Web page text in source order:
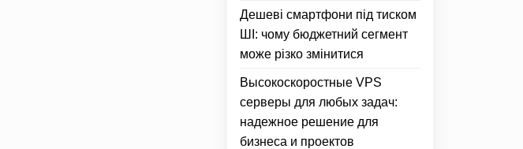
Дешеві смартфони під тиском
ШІ: чому бюджетний сегмент
може різко змінитися
Высокоскоростные VPS
серверы для любых задач:
надежное решение для
бизнеса и проектов